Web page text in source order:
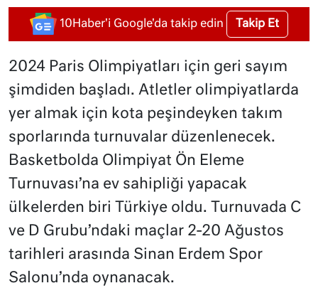
10Haber'i Google'da takip edin Takip Et
2024 Paris Olimpiyatları için geri sayım
şimdiden başladı. Atletler olimpiyatlarda
yer almak için kota peşindeyken takım
sporlarında turnuvalar düzenlenecek.
Basketbolda Olimpiyat Ön Eleme
Turnuvası’na ev sahipliği yapacak
ülkelerden biri Türkiye oldu. Turnuvada C
ve D Grubu’ndaki maçlar 2-20 Ağustos
tarihleri arasında Sinan Erdem Spor
Salonu’nda oynanacak.